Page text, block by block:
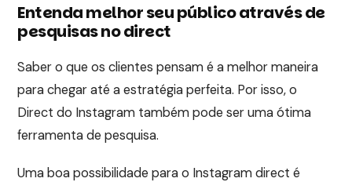
Entenda melhor seu público através de
pesquisas no direct
Saber o que os clientes pensam é a melhor maneira
para chegar até a estratégia perfeita. Por isso, o
Direct do Instagram também pode ser uma ótima
ferramenta de pesquisa.
Uma boa possibilidade para o Instagram direct é